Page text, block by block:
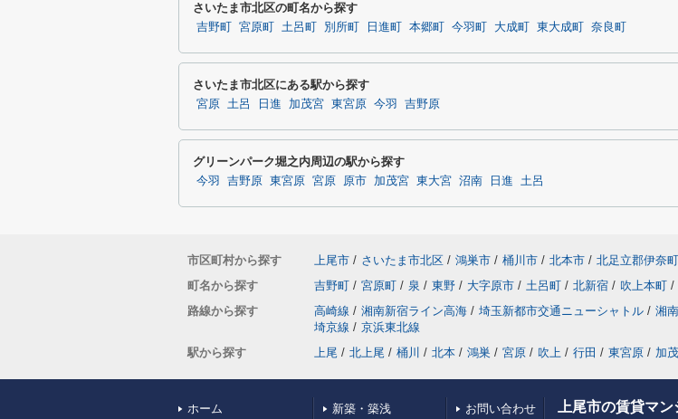
さいたま市北区の町名から探す
吉野町 宮原町 土呂町 別所町 日進町 本郷町 今羽町 大成町 東大成町 奈良町
さいたま市北区にある駅から探す
宮原 土呂 日進 加茂宮 東宮原 今羽 吉野原
グリーンパーク堀之内周辺の駅から探す
今羽 吉野原 東宮原 宮原 原市 加茂宮 東大宮 沼南 日進 土呂
市区町村から探す 上尾市 / さいたま市北区 / 鴻巣市 / 桶川市 / 北本市 / 北足立郡伊奈町
町名から探す
吉野町 / 宮原町 / 泉 / 東野 / 大字原市 / 土呂町 / 北新宿 / 吹上本町 /
路線から探す
高崎線 / 湘南新宿ライン高海 / 埼玉新都市交通ニューシャトル / 湘
埼京線 / 京浜東北線
駅から探す
上尾 / 北上尾 / 桶川 / 北本 / 鴻巣 / 宮原 / 吹上 / 行田 / 東宮原 / 加
ホーム 新築・築浅 お問い合わせ 上尾市の賃貸マ